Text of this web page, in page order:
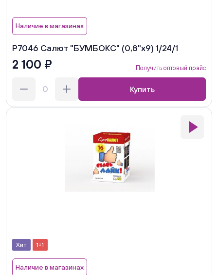
Наличие в магазинах
Р7046 Салют "БУМБОКС" (0,8"х9) 1/24/1
2 100 ₽ Получить оптовый прайс
Купить
Хит 1+1
Наличие в магазинах